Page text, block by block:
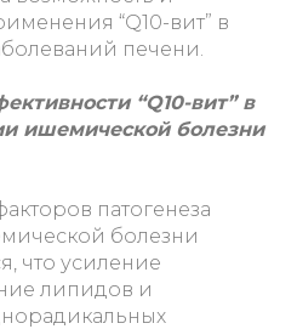
“Q10-вит” в
печени.
“Q10-вит” в
ишемической болезни
патогенеза
болезни
что усиление
липидов и